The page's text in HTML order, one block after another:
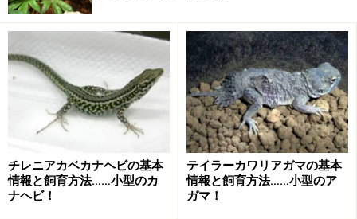
発に活動をします。
チレニアカベカナヘビの基本
情報と飼育方法……小型のカ
ナヘビ！
テイラーカワリアガマの基本
情報と飼育方法……小型のア
ガマ！